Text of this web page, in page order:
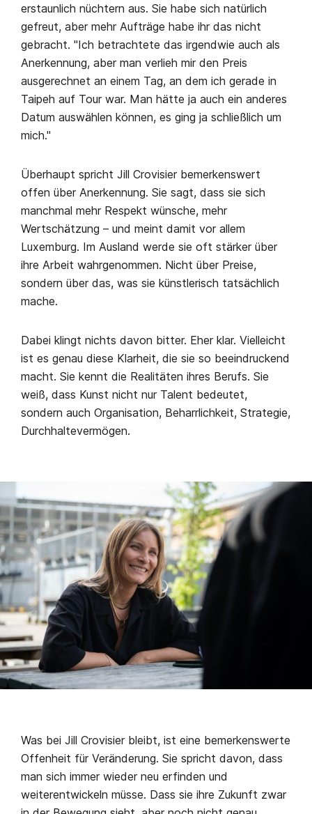
erstaunlich nüchtern aus. Sie habe sich natürlich
gefreut, aber mehr Aufträge habe ihr das nicht
gebracht. "Ich betrachtete das irgendwie auch als
Anerkennung, aber man verlieh mir den Preis
ausgerechnet an einem Tag, an dem ich gerade in
Taipeh auf Tour war. Man hätte ja auch ein anderes
Datum auswählen können, es ging ja schließlich um
mich."
Überhaupt spricht Jill Crovisier bemerkenswert
offen über Anerkennung. Sie sagt, dass sie sich
manchmal mehr Respekt wünsche, mehr
Wertschätzung – und meint damit vor allem
Luxemburg. Im Ausland werde sie oft stärker über
ihre Arbeit wahrgenommen. Nicht über Preise,
sondern über das, was sie künstlerisch tatsächlich
mache.
Dabei klingt nichts davon bitter. Eher klar. Vielleicht
ist es genau diese Klarheit, die sie so beeindruckend
macht. Sie kennt die Realitäten ihres Berufs. Sie
weiß, dass Kunst nicht nur Talent bedeutet,
sondern auch Organisation, Beharrlichkeit, Strategie,
Durchhaltevermögen.
Was bei Jill Crovisier bleibt, ist eine bemerkenswerte
Offenheit für Veränderung. Sie spricht davon, dass
man sich immer wieder neu erfinden und
weiterentwickeln müsse. Dass sie ihre Zukunft zwar